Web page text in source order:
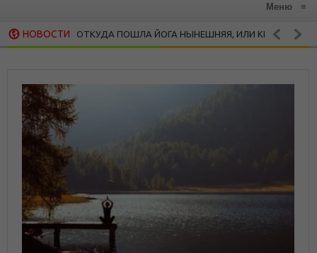
Меню ≡
НОВОСТИ
ОТКУДА ПОШЛА ЙОГА НЫНЕШНЯЯ, ИЛИ КРАТКАЯ ИСТОРИЯ